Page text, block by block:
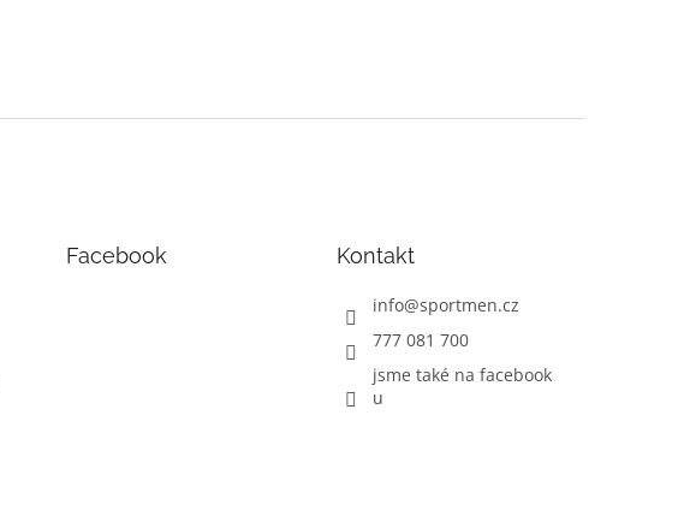
Facebook Kontakt
info@sportmen.cz
777 081 700
jsme také na facebook
u